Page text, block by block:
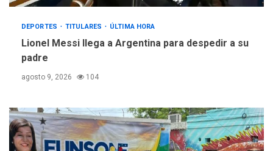
DEPORTES TITULARES ÚLTIMA HORA
Lionel Messi llega a Argentina para despedir a su
padre
agosto 9, 2026 104